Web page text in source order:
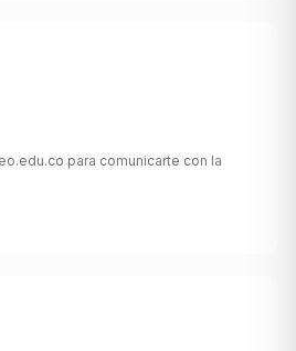
para comunicarte con la